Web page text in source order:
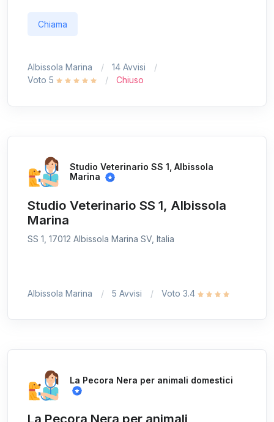
Chiama
Albissola Marina
14 Avvisi
Voto 5
Chiuso
Studio Veterinario SS 1, Albissola
Marina
Studio Veterinario SS 1, Albissola
Marina
SS 1, 17012 Albissola Marina SV, Italia
Albissola Marina 5 Avvisi Voto 3.4
La Pecora Nera per animali domestici
La Pecora Nera per animali